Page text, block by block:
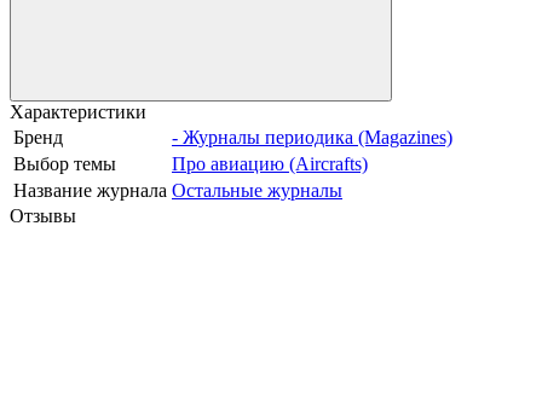
Характеристики
Бренд
- Журналы периодика (Magazines)
Выбор темы
Про авиацию (Aircrafts)
Название журнала Остальные журналы
Отзывы